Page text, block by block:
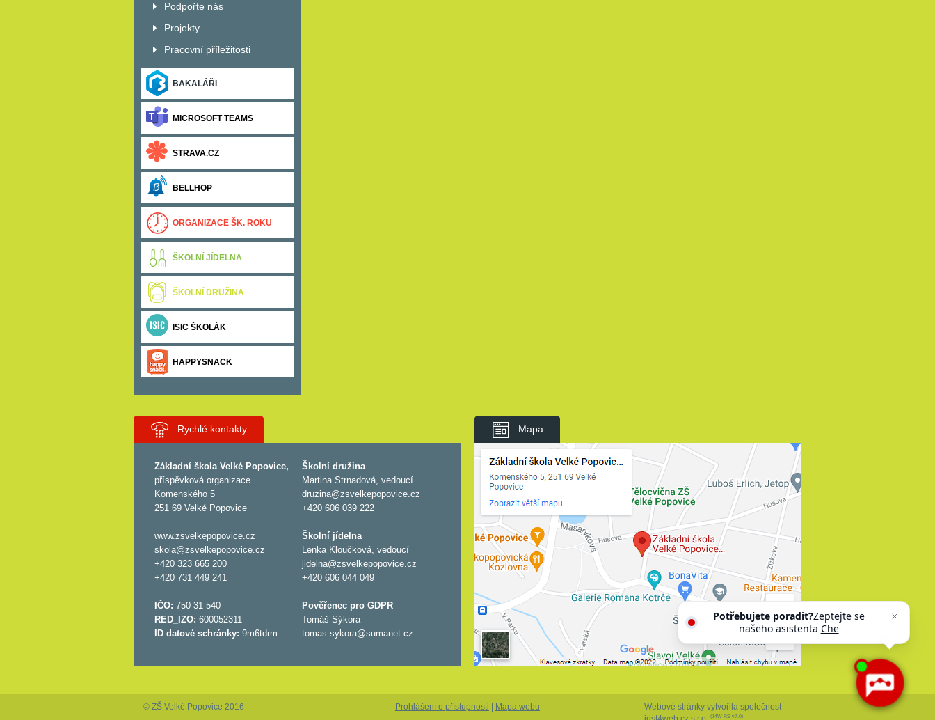
Podpořte nás
Projekty
Pracovní příležitosti
BAKALÁŘI
MICROSOFT TEAMS
STRAVA.CZ
BELLHOP
ORGANIZACE ŠK. ROKU
ŠKOLNÍ JÍDELNA
ŠKOLNÍ DRUŽINA
ISIC ŠKOLÁK
HAPPYSNACK
Rychlé kontakty
Základní škola Velké Popovice,
příspěvková organizace
Komenského 5
251 69 Velké Popovice
www.zsvelkepopovice.cz
skola@zsvelkepopovice.cz
+420 323 665 200
+420 731 449 241
IČO:750 31 540
RED_IZO: 600052311
ID datové schránky:9m6tdrm
Školní družina
Martina Strnadová, vedoucí
druzina@zsvelkepopovice.cz
+420 606 039 222
Školní jídelna
Lenka Kloučková, vedoucí
jidelna@zsvelkepopovice.cz
+420 606 044 049
Pověřenec pro GDPR
Tomáš Sýkora
tomas.sykora@sumanet.cz
Mapa
© ZŠ Velké Popovice 2016 Prohlášení o přístupnosti Mapa webu
Webové stránky vytvořila společnost
(J4W-RS v7.0)
Potřebujete poradit?Zeptejte se
našeho asistentaChettyho